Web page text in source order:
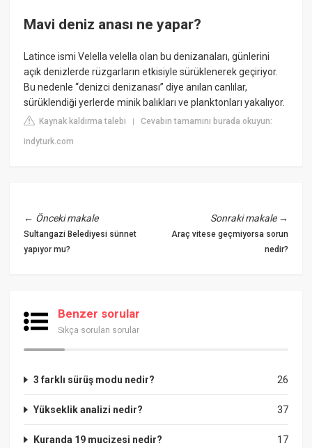
Mavi deniz anası ne yapar?
Latince ismi Velella velella olan bu denizanaları, günlerini
açık denizlerde rüzgarların etkisiyle sürüklenerek geçiriyor.
Bu nedenle “denizci denizanası” diye anılan canlılar,
sürüklendiği yerlerde minik balıkları ve planktonları yakalıyor.
Kaynak kaldırma talebi |Cevabın tamamını burada okuyun:
indyturk.com
← Önceki makale
Sultangazi Belediyesi sünnet
yapıyor mu?
Sonraki makale→
Araç vitese geçmiyorsa sorun
nedir?
Benzer sorular
Sıkça sorulan sorular
26
3 farklı sürüş modu nedir?
37
Yükseklik analizi nedir?
17
Kuranda 19 mucizesi nedir?